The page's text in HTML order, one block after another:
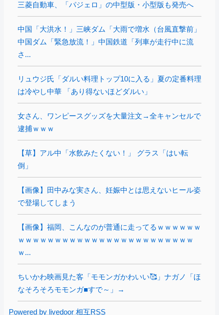
三菱自動車、「パジェロ」の中型版・小型版も発売へ
中国「大洪水！」三峡ダム「大雨で増水（台風直撃前」
中国ダム「緊急放流！」中国鉄道「列車が走行中に流
さ...
リュウジ氏「ダルい料理トップ10に入る」夏の定番料理
は冷やし中華 「あり得ないほどダルい」
女さん、ワンピースグッズを大量注文→全キャンセルで
逮捕ｗｗｗ
【草】アル中「水飲みたくない！」 グラス「はい転
倒」
【画像】田中みな実さん、妊娠中とは思えないヒール姿
で登場してしまう
【画像】福岡、こんなのが普通に走ってるｗｗｗｗｗｗ
ｗｗｗｗｗｗｗｗｗｗｗｗｗｗｗｗｗｗｗｗｗｗｗｗ
ｗ...
ちいかわ映画見た客「モモンガかわいい🥰」ナガノ「ほ
なそろそろモモンガ■すで～」→
Powered by livedoor 相互RSS